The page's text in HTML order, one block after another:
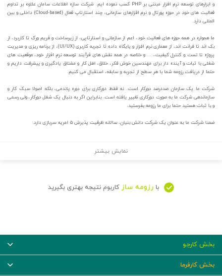
و ابزارهای توسعه نرم افزار مبتنی بر PHP کسب نموده ایم. شرکت سازه اطلاعات سامان علاوه بر تداوم
فعالیت های خود در حوزه پورتال و نرم افزارهای سازمانی، چند استارتاپ فعال (Cloud-based) داخلی و بین
المللی دارد.
ما همواره در همه حوزه های فعالیت خود، اعم از سازمانی و استارتاپی، از زیرساخت و فریم ورک تا کاربرد، از
بک اند تا فرانت اند، از معماری نرم افزار و پایگاه داده تا تجربه کاربری (UI/UX)، از برنامه ریزی و مدیریت
پروژه تا تست و کنترل کیفیت، ... و خلاصه در همه نقش های فرآیند توسعه نرم افزار خود، موقعیت های
شغلی با ثبات و آینده دار برای مهندسین خوش فکر، خلاق، اهل کار و مشتاق یادگیری و پیشرفت داریم و
حتما از دریافت رزومه شما با هر سطح از تجربه و سابقه، استقبال می کنیم.
شرکت ما یک سازمان صددرصد دورکار است. نه فقط دورکاری برای دوره پاندمی، بلکه اصولا سبک کار و
سازماندهی شرکت ما به صورت دورکاری تغییر یافته است. بنابراین اگر به دنبال یک شغل دورکار، ولی رسمی
و با ثبات هستید حتما برای ما رزومه بفرستید.
ضمنا شرکت ما به عنوان یک شرکت دانش بنیان، سالانه ظرفیت پذیرش ۵ امریه سربازی دارد.
نمایش بیشتر
با رزومه ساز کاربوم نتیجه بهتری بگیرید
بخش کارجو
بخش کارفرما